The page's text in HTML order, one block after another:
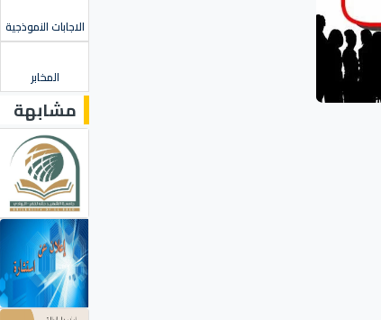
الاجابات النموذجية
المخابر
مشابهة